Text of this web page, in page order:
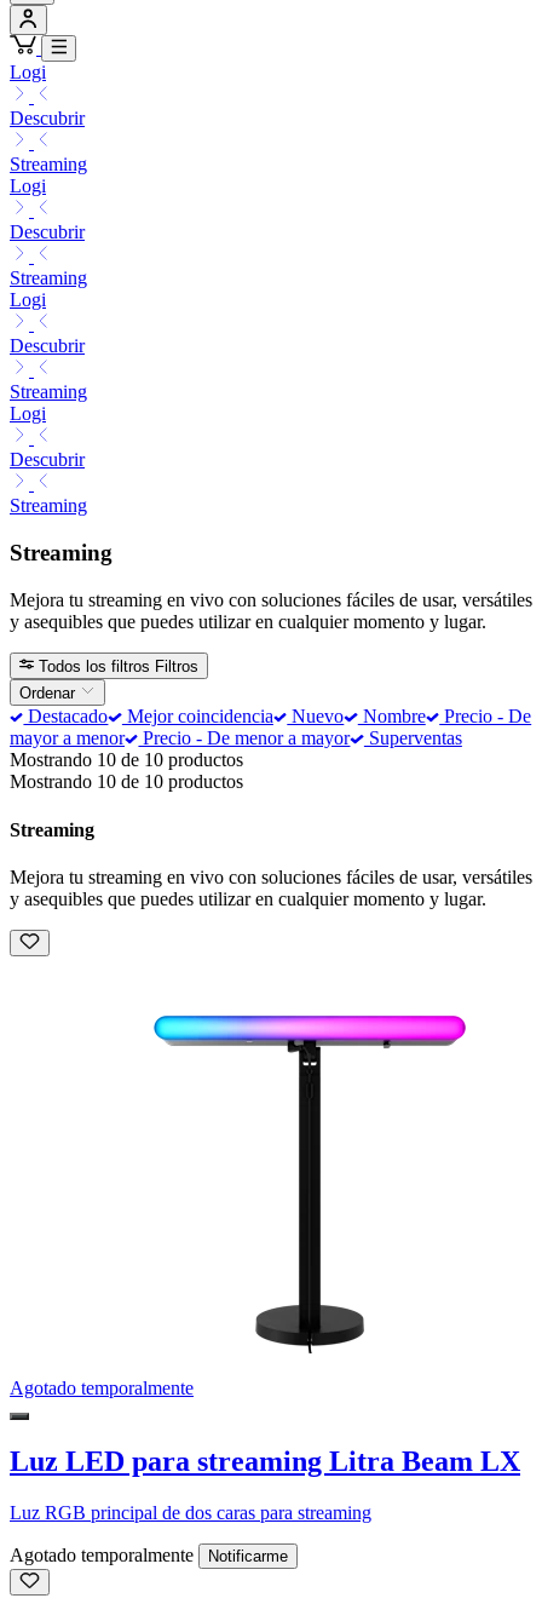
Logi
Descubrir
Streaming
Logi
Descubrir
Streaming
Logi
Descubrir
Streaming
Logi
Descubrir
Streaming
Streaming
Mejora tu streaming en vivo con soluciones fáciles de usar, versátiles
y asequibles que puedes utilizar en cualquier momento y lugar.
Todos los filtros Filtros
Ordenar
Destacado Mejor coincidencia Nuevo Nombre
Precio - De
mayor a menor
Precio - De menor a mayor
Superventas
Mostrando 10 de 10 productos
Mostrando 10 de 10 productos
Streaming
Mejora tu streaming en vivo con soluciones fáciles de usar, versátiles
y asequibles que puedes utilizar en cualquier momento y lugar.
Agotado temporalmente
Luz LED para streaming Litra Beam LX
Luz RGB principal de dos caras para streaming
Agotado temporalmente Notificarme